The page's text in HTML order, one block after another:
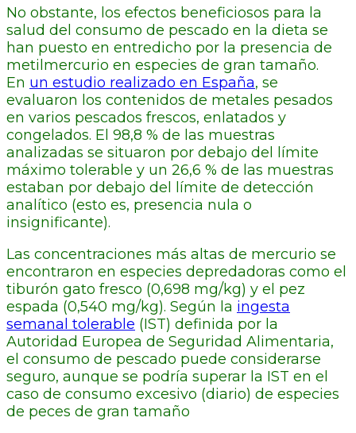
No obstante, los efectos beneficiosos para la
salud del consumo de pescado en la dieta se
han puesto en entredicho por la presencia de
metilmercurio en especies de gran tamaño.
En un estudio realizado en España, se
evaluaron los contenidos de metales pesados
en varios pescados frescos, enlatados y
congelados. El 98,8 % de las muestras
analizadas se situaron por debajo del límite
máximo tolerable y un 26,6 % de las muestras
estaban por debajo del límite de detección
analítico (esto es, presencia nula o
insignificante).
Las concentraciones más altas de mercurio se
encontraron en especies depredadoras como el
tiburón gato fresco (0,698 mg/kg) y el pez
espada (0,540 mg/kg). Según la ingesta
semanal tolerable (IST) definida por la
Autoridad Europea de Seguridad Alimentaria,
el consumo de pescado puede considerarse
seguro, aunque se podría superar la IST en el
caso de consumo excesivo (diario) de especies
de peces de gran tamaño